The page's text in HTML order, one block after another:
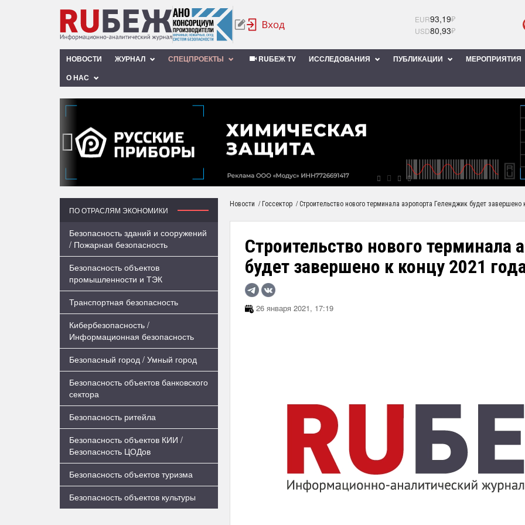
EUR93,19₽
USD80,93₽
НОВОСТИ ЖУРНАЛ СПЕЦПРОЕКТЫ RUБЕЖ TV ИССЛЕДОВАНИЯ ПУБЛИКАЦИИ
МЕРОПРИЯТИЯ
О НАС
‹
ПО ОТРАСЛЯМ ЭКОНОМИКИ
Безопасность зданий и сооружений
/ Пожарная безопасность
Безопасность объектов
промышленности и ТЭК
Транспортная безопасность
Кибербезопасность /
Информационная безопасность
Безопасный город / Умный город
Безопасность объектов банковского
сектора
Безопасность ритейла
Безопасность объектов КИИ /
Безопасность ЦОДов
Безопасность объектов туризма
Безопасность объектов культуры
Новости / Госсектор / Строительство нового терминала аэропорта Геленджик будет завершено
Строительство нового терминала
будет завершено к концу 2021
26 января 2021, 17:19